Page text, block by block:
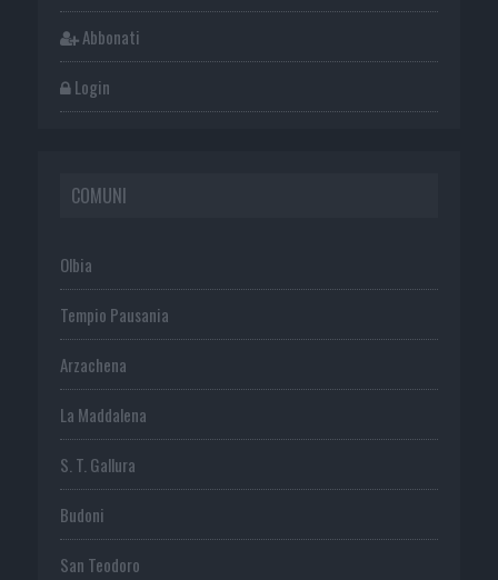
Abbonati
Login
COMUNI
Olbia
Tempio Pausania
Arzachena
La Maddalena
S. T. Gallura
Budoni
San Teodoro